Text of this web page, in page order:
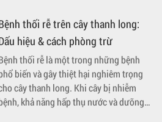
thối rễ trên cây thanh long:
hiệu & cách phòng trừ
thối rễ là một trong những bệnh
biến và gây thiệt hại nghiêm trọng
cây thanh long. Khi cây bị nhiễm
khả năng hấp thụ nước và dưỡng